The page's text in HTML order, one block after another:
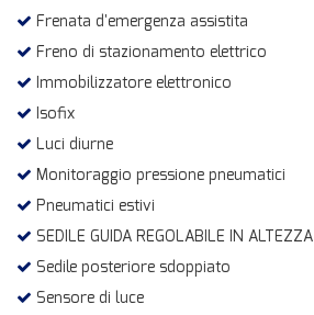
Frenata d'emergenza assistita
Freno di stazionamento elettrico
Immobilizzatore elettronico
Isofix
Luci diurne
Monitoraggio pressione pneumatici
Pneumatici estivi
SEDILE GUIDA REGOLABILE IN ALTEZZA
Sedile posteriore sdoppiato
Sensore di luce